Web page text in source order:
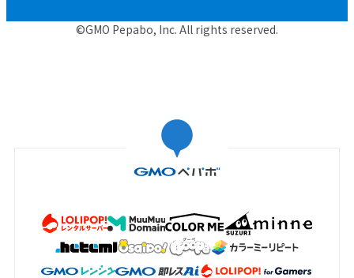
当社は、前項に基づく参加申込について承
トの参加に関する契約（以下「参加契約」
といいます。）が成立するものとします。
当社は、申込者に対し、第１項に基づく参
合、当該審査のため必要な資料の提出を求
める場合があります。申込者は、当社から
資料の提出を求められた場合には、速やか
©GMO Pepabo, Inc. All rights reserved.